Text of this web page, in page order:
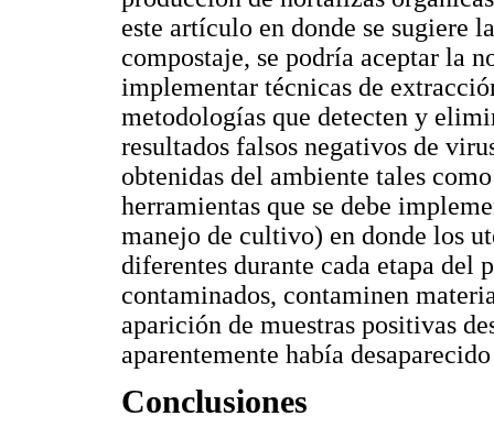
este artículo en donde se sugiere
compostaje, se podría aceptar la
implementar técnicas de
metodologías que detecten y
resultados falsos negativos de
obtenidas del ambiente tales
herramientas que se debe
manejo de cultivo) en donde los
diferentes durante cada etapa del
contaminados, contaminen
aparición de muestras positivas
aparentemente había
Conclusiones